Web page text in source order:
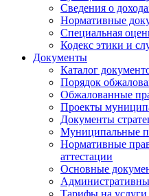
Сведения о
Нормативные
Специальная
Кодекс этики и
Документы
Каталог
Порядок
Обжалованные
Проекты
Документы
Муниципальные
Нормативные
аттестации
Основные
Тарифы на